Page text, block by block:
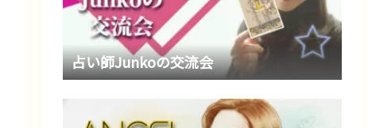
占い師Junkoの交流会